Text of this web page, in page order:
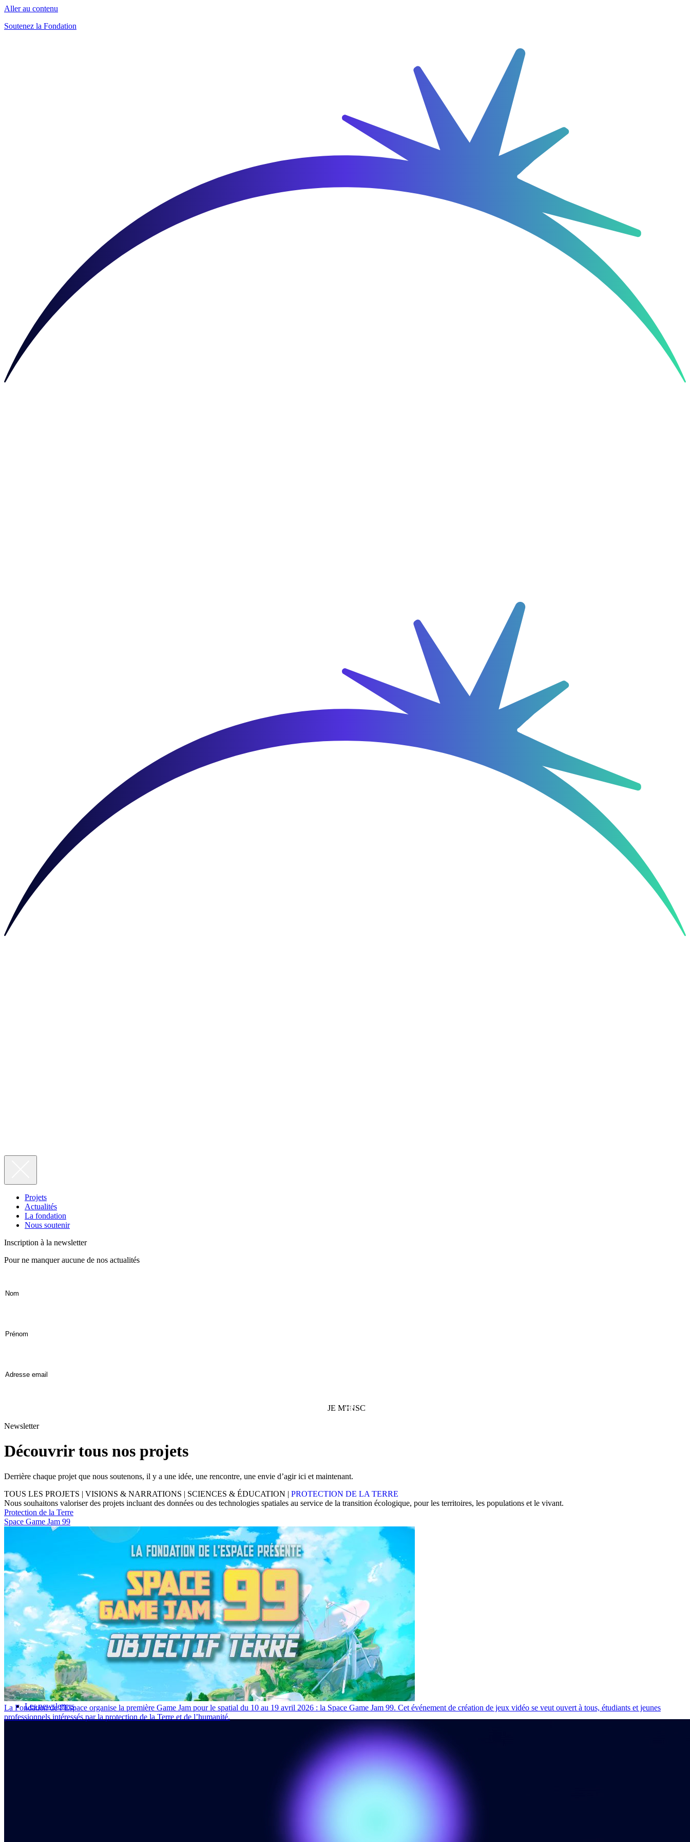
Aller au contenu
Soutenez la Fondation
Projets
Actualités
La fondation
Nous soutenir
Inscription à la newsletter
Pour ne manquer aucune de nos actualités
Newsletter
Découvrir tous nos projets
Derrière chaque projet que nous soutenons, il y a une idée, une rencontre, une envie d’agir ici et maintenant.
TOUS LES PROJETS | VISIONS & NARRATIONS | SCIENCES & ÉDUCATION | PROTECTION DE LA TERRE
Nous souhaitons valoriser des projets incluant des données ou des technologies spatiales au service de la transition écologique, pour les territoires, les populations et le vivant.
Protection de la Terre
Space Game Jam 99
La Fondation de l’Espace organise la première Game Jam pour le spatial du 10 au 19 avril 2026 : la Space Game Jam 99. Cet événement de création de jeux vidéo se veut ouvert à tous, étudiants et jeunes
professionnels intéressés par la protection de la Terre et de l’humanité.
Envie de nous soutenir ?
Devenez partenaires, mécènes
ou ambassadeurs
Faire un don
Suivez-nous !
Ne manquez pas nos dernières actualités
Je m'inscris à la newsletter
Mentions légales
Politique de cookies
Contact
Les newsletters